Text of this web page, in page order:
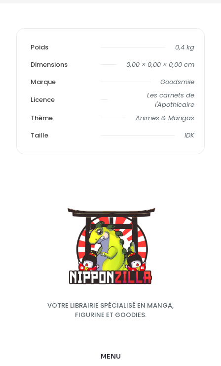
Poids
0,4 kg
Dimensions
0,00 × 0,00 × 0,00 cm
Marque
Goodsmile
Licence
Les carnets de
l'Apothicaire
Thème
Animes & Mangas
Taille
IDK
VOTRE LIBRAIRIE SPÉCIALISÉ EN MANGA,
FIGURINE ET GOODIES.
MENU